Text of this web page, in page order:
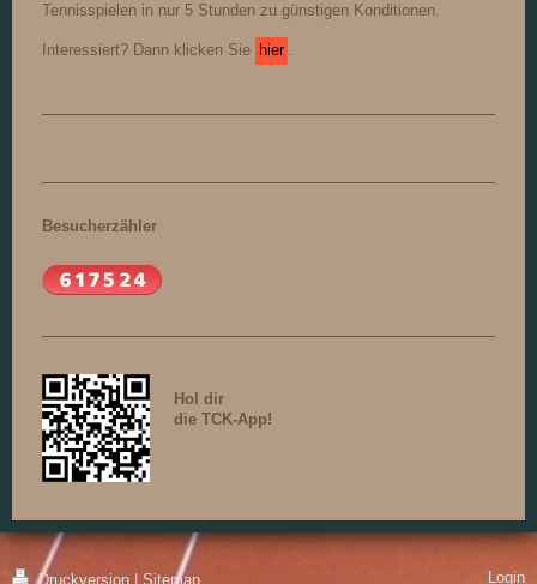
Tennisspielen in nur 5 Stunden zu günstigen Konditionen.
Interessiert? Dann klicken Sie hier
Besucherzähler
Hol dir
die TCK-App!
Druckversion Sitemap Login